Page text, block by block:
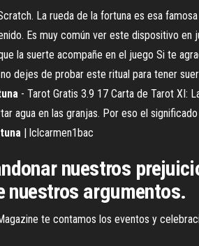
La rueda de la fortuna es esa
Es muy común ver este dispositivo
la suerte acompañe en el juego Si te
dejes de probar este ritual para tener
- Tarot Gratis 3.9 17 Carta de Tarot XI:
agua en las granjas. Por eso el
| lclcarmen1bac
nuestros
nuestros argumentos.
te contamos los eventos y